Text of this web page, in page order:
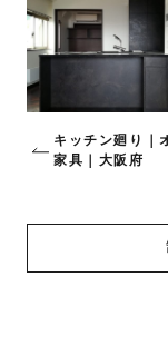
キッチン廻り｜
家具｜大阪府